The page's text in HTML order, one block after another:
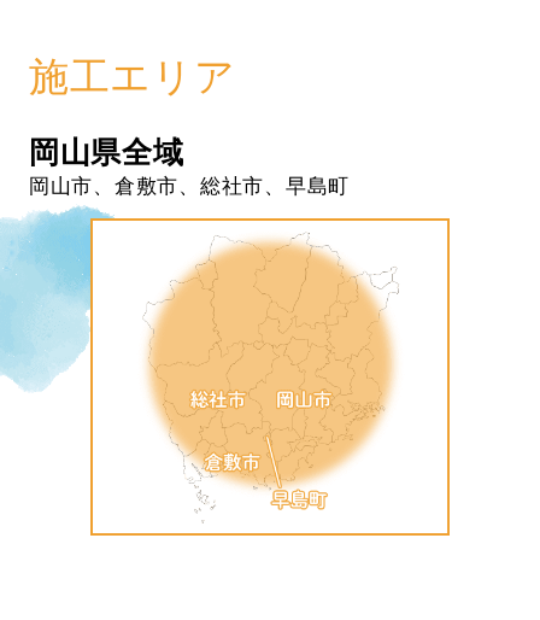
施工エリア
岡山県全域
岡山市、倉敷市、総社市、早島町